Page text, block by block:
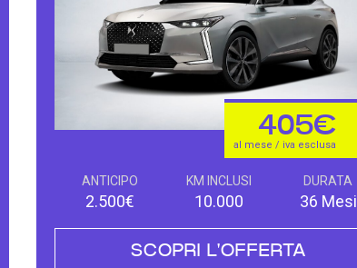
405€
al mese / iva esclusa
ANTICIPO
2.500€
KM INCLUSI
10.000
DURATA
36 Mesi
SCOPRI L'OFFERTA